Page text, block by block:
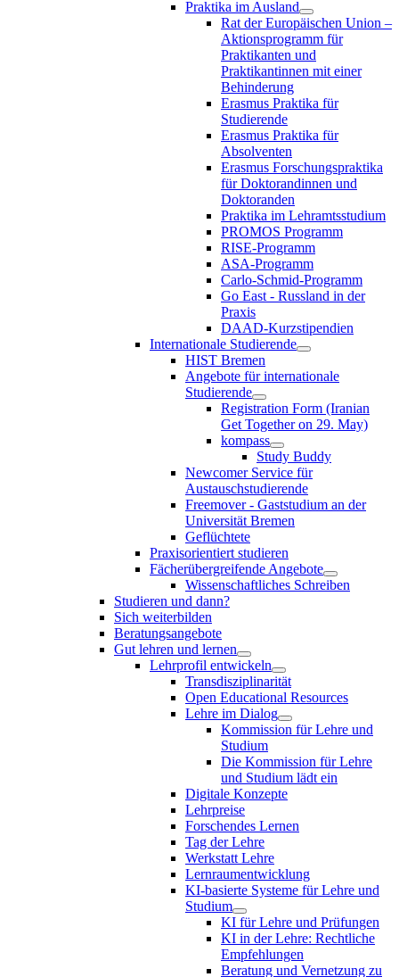
Praktika im Ausland
Rat der Europäischen Union –
Aktionsprogramm für
Praktikanten und
Praktikantinnen mit einer
Behinderung
Erasmus Praktika für
Studierende
Erasmus Praktika für
Absolventen
Erasmus Forschungspraktika
für Doktorandinnen und
Doktoranden
Praktika im Lehramtsstudium
PROMOS Programm
RISE-Programm
ASA-Programm
Carlo-Schmid-Programm
Go East - Russland in der
Praxis
DAAD-Kurzstipendien
Internationale Studierende
HIST Bremen
Angebote für internationale
Studierende
Registration Form (Iranian
Get Together on 29. May)
kompass
Study Buddy
Newcomer Service für
Austauschstudierende
Freemover - Gaststudium an der
Universität Bremen
Geflüchtete
Praxisorientiert studieren
Fächerübergreifende Angebote
Wissenschaftliches Schreiben
Studieren und dann?
Sich weiterbilden
Beratungsangebote
Gut lehren und lernen
Lehrprofil entwickeln
Transdisziplinarität
Open Educational Resources
Lehre im Dialog
Kommission für Lehre und
Studium
Die Kommission für Lehre
und Studium lädt ein
Digitale Konzepte
Lehrpreise
Forschendes Lernen
Tag der Lehre
Werkstatt Lehre
Lernraumentwicklung
KI-basierte Systeme für Lehre und
Studium
KI für Lehre und Prüfungen
KI in der Lehre: Rechtliche
Empfehlungen
Beratung und Vernetzung zu